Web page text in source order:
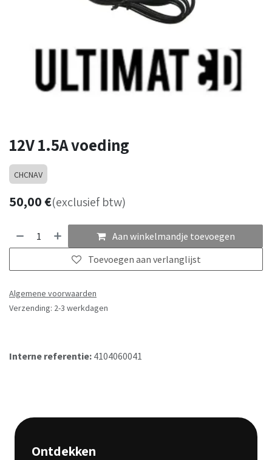
12V 1.5A voeding
CHCNAV
50,00€(exclusief btw)
Aan winkelmandje toevoegen
Toevoegen aan verlanglijst
Algemene voorwaarden
Verzending: 2-3 werkdagen
Interne referentie: 4104060041
Ontdekken